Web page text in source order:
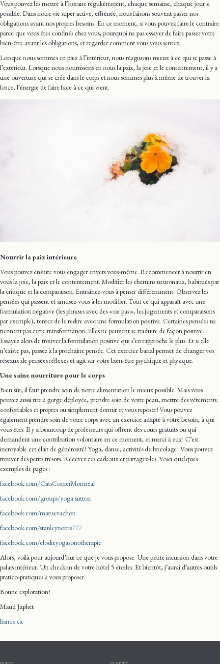
Vous pouvez les mettre à l’horaire régulièrement, chaque semaine, chaque jour si
possible. Dans notre vie super active, effrénée, nous faisons souvent passer nos
obligations avant nos propres besoins. En ce moment, si vous pouvez faire le contraire
parce que vous êtes confinés chez vous, pourquoi ne pas essayer de faire passer votre
bien-être avant les obligations, et regarder comment vous vous sentez.
Lorsque nous sommes en paix à l’intérieur, nous réagissons mieux à ce qui se passe à
l’extérieur. Lorsque nous nourrissons en nous la paix, la joie et le contentement, il y a
une ouverture qui se crée dans le corps et nous sommes plus à même de trouver la
force, l’énergie de faire face à ce qui vient.
Nourrir la paix intérieure
Vous pouvez ensuite vous engager envers vous-même. Recommencer à nourrir en
vous la joie, la paix et le contentement. Modifier les chemins neuronaux, habitués par
la critique et la comparaison. Entraînez-vous à penser différemment. Observez les
pensées qui passent et amusez-vous à les modifier. Tout ce qui apparaît avec une
formulation négative (les phrases avec des « ne pas », les jugements et comparaisons
par exemple), tentez de le redire avec une formulation positive. Certaines pensées ne
tiennent pas cette transformation. Elles ne peuvent se traduire de façon positive.
Essayez alors de trouver la formulation positive qui s’en rapproche le plus. Et si elle
n’existe pas, passez à la prochaine pensée. Cet exercice banal permet de changer vos
réseaux de pensées réflexes et agit sur votre bien-être psychique et physique.
Une saine nourriture pour le corps
Bien sûr, il faut prendre soin de notre alimentation le mieux possible. Mais vous
pouvez aussi rire à gorge déployée, prendre soin de votre peau, mettre des vêtements
confortables et propres ou simplement dormir et vous reposer ! Vous pouvez
également prendre soin de votre corps avec un exercice adapté à votre besoin, à qui
vous êtes. Il y a beaucoup de professeurs qui offrent des cours gratuits ou qui
demandent une contribution volontaire en ce moment, et merci à eux ! C’est
incroyable cet élan de générosité ! Yoga, danse, activités de bricolage ! Vous pouvez
trouver des petits trésors. Recevez ces cadeaux et partagez-les. Voici quelques
exemples de pages :
facebook.com/CatsCornerMontreal
facebook.com/groups/yoga.sutton
facebook.com/marisevachon
facebook.com/stanleynorris777
facebook.com/elodieyogasonotherapie
Alors, voilà pour aujourd’hui ce que je vous propose. Une petite incursion dans votre
palais intérieur. Un check-in de votre hôtel 5 étoiles. Et bientôt, j’aurai d’autres outils
pratico-pratiques à vous proposer.
Bonne exploration !
Maud Japhet
liance.ca